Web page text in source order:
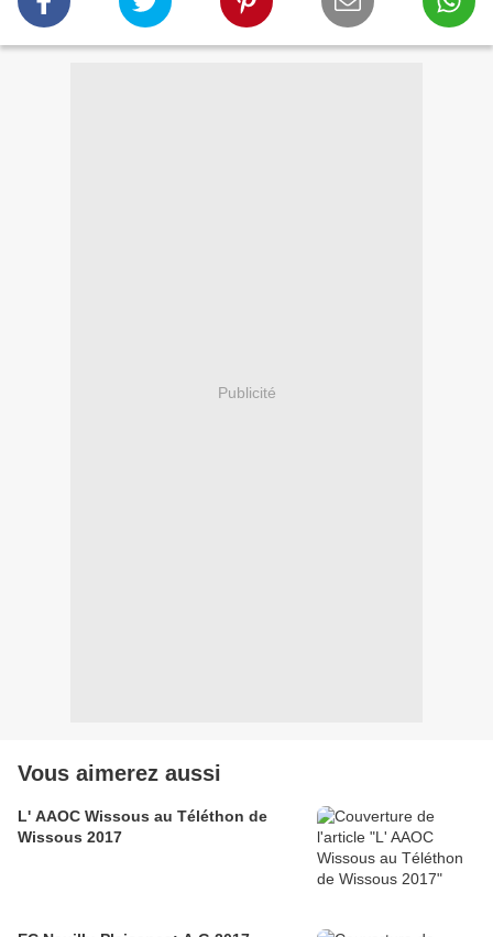
Publicité
Vous aimerez aussi
L' AAOC Wissous au Téléthon de
Wissous 2017